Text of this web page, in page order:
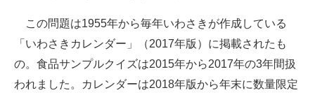
企業向けIT製品の総合サイト
IT製品の技術・比較・事例
この問題は1955年から毎年いわさきが作成している
「いわさきカレンダー」（2017年版）に掲載されたも
の。食品サンプルクイズは2015年から2017年の3年間扱
われました。カレンダーは2018年版から年末に数量限定